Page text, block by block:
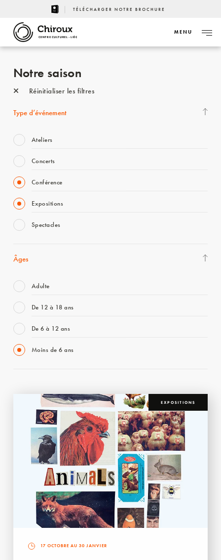
TÉLÉCHARGER NOTRE BROCHURE
CENTRE CULTUREL - LIÈGE
MENU
Notre saison
Réinitialiser les filtres
Type d’événement
Ateliers
Concerts
Conférence
Expositions
Spectacles
Âges
Adulte
De 12 à 18 ans
De 6 à 12 ans
Moins de 6 ans
EXPOSITIONS
17 OCTOBRE AU 30 JANVIER